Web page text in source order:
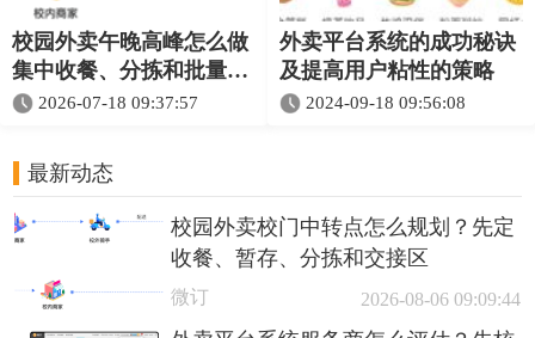
校园外卖午晚高峰怎么做
集中收餐、分拣和批量通
知 2026-07-18 09:37:57
外卖平台系统的成功秘诀
及提高用户粘性的策略
2024-09-18 09:56:08
最新动态
校园外卖校门中转点怎么规划？先定
收餐、暂存、分拣和交接区
微订 2026-08-06 09:09:44